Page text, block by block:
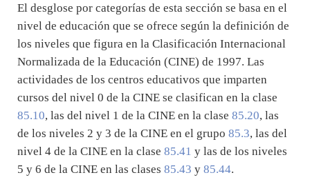
El desglose por categorías de esta sección se basa en el
nivel de educación que se ofrece según la definición de
los niveles que figura en la Clasificación Internacional
Normalizada de la Educación (CINE) de 1997. Las
actividades de los centros educativos que imparten
cursos del nivel 0 de la CINE se clasifican en la clase
85.10, las del nivel 1 de la CINE en la clase 85.20, las
de los niveles 2 y 3 de la CINE en el grupo 85.3, las del
nivel 4 de la CINE en la clase 85.41 y las de los niveles
5 y 6 de la CINE en las clases 85.43 y 85.44.